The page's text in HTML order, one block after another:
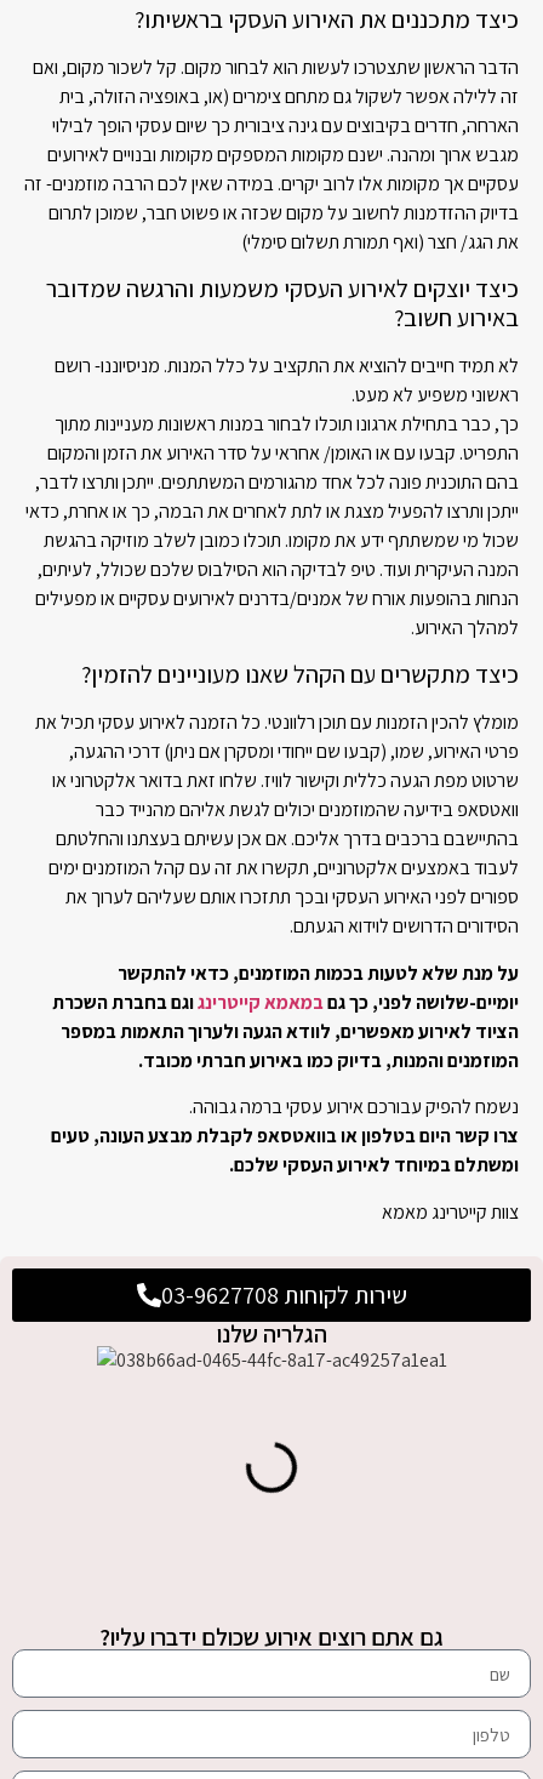
שירות לקוחות 03-9627708
הגלריה שלנו
גם אתם רוצים אירוע שכולם ידברו עליו?
כיצד מתכננים את האירוע העסקי בראשיתו?
הדבר הראשון שתצטרכו לעשות הוא לבחור מקום. קל לשכור מקום, ואם
זה ללילה אפשר לשקול גם מתחם צימרים (או, באופציה הזולה, בית
הארחה, חדרים בקיבוצים עם גינה ציבורית כך שיום עסקי הופך לבילוי
מגבש ארוך ומהנה. ישנם מקומות המספקים מקומות ובנויים לאירועים
עסקיים אך מקומות אלו לרוב יקרים. במידה שאין לכם הרבה מוזמנים- זה
בדיוק ההזדמנות לחשוב על מקום שכזה או פשוט חבר, שמוכן לתרום
את הגג/ חצר (ואף תמורת תשלום סימלי)
כיצד יוצקים לאירוע העסקי משמעות והרגשה שמדובר
באירוע חשוב?
לא תמיד חייבים להוציא את התקציב על כלל המנות. מניסיוננו- רושם
ראשוני משפיע לא מעט.
כך, כבר בתחילת ארגונו תוכלו לבחור במנות ראשונות מעניינות מתוך
התפריט. קבעו עם או האומן/ אחראי על סדר האירוע את הזמן והמקום
בהם התוכנית פונה לכל אחד מהגורמים המשתתפים. ייתכן ותרצו לדבר,
ייתכן ותרצו להפעיל מצגת או לתת לאחרים את הבמה, כך או אחרת, כדאי
שכול מי שמשתתף ידע את מקומו. תוכלו כמובן לשלב מוזיקה בהגשת
המנה העיקרית ועוד. טיפ לבדיקה הוא הסילבוס שלכם שכולל, לעיתים,
הנחות בהופעות אורח של אמנים/בדרנים לאירועים עסקיים או מפעילים
למהלך האירוע.
כיצד מתקשרים עם הקהל שאנו מעוניינים להזמין?
מומלץ להכין הזמנות עם תוכן רלוונטי. כל הזמנה לאירוע עסקי תכיל את
פרטי האירוע, שמו, (קבעו שם ייחודי ומסקרן אם ניתן) דרכי ההגעה,
שרטוט מפת הגעה כללית וקישור לוויז. שלחו זאת בדואר אלקטרוני או
וואטסאפ בידיעה שהמוזמנים יכולים לגשת אליהם מהנייד כבר
בהתיישבם ברכבים בדרך אליכם. אם אכן עשיתם בעצתנו והחלטתם
לעבוד באמצעים אלקטרוניים, תקשרו את זה עם קהל המוזמנים ימים
ספורים לפני האירוע העסקי ובכך תתזכרו אותם שעליהם לערוך את
הסידורים הדרושים לוידוא הגעתם.
על מנת שלא לטעות בכמות המוזמנים, כדאי להתקשר
יומיים-שלושה לפני, כך גםבמאמא קייטרינגוגם בחברת השכרת
הציוד לאירוע מאפשרים, לוודא הגעה ולערוך התאמות במספר
המוזמנים והמנות, בדיוק כמו באירוע חברתי מכובד.
נשמח להפיק עבורכם אירוע עסקי ברמה גבוהה.
צרו קשר היום בטלפון או בוואטסאפ לקבלת מבצע העונה, טעים
ומשתלם במיוחד לאירוע העסקי שלכם.
צוות קייטרינג מאמא